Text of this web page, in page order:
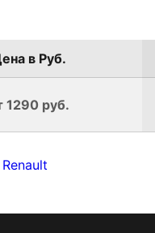
в Руб.
1290 руб.